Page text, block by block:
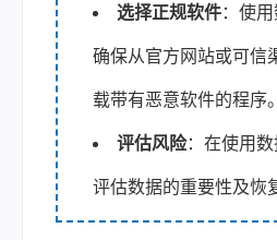
选择正规软件：使
确保从官方网站或可信
载带有恶意软件的程序。
评估风险：在使用数
评估数据的重要性及恢